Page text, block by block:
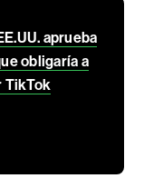
aprueba
obligaría a
TikTok